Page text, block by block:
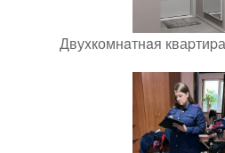
Двуxкомнaтнaя